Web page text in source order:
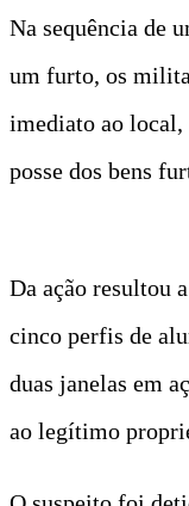
Na sequência de
um furto, os
imediato ao local,
posse dos bens
Da ação resultou
cinco perfis de
duas janelas em
ao legítimo